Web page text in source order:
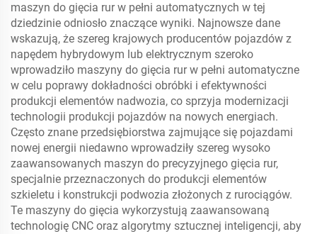
maszyn do gięcia rur w pełni automatycznych w tej
dziedzinie odniosło znaczące wyniki. Najnowsze dane
wskazują, że szereg krajowych producentów pojazdów z
napędem hybrydowym lub elektrycznym szeroko
wprowadziło maszyny do gięcia rur w pełni automatyczne
w celu poprawy dokładności obróbki i efektywności
produkcji elementów nadwozia, co sprzyja modernizacji
technologii produkcji pojazdów na nowych energiach.
Często znane przedsiębiorstwa zajmujące się pojazdami
nowej energii niedawno wprowadziły szereg wysoko
zaawansowanych maszyn do precyzyjnego gięcia rur,
specjalnie przeznaczonych do produkcji elementów
szkieletu i konstrukcji podwozia złożonych z rurociągów.
Te maszyny do gięcia wykorzystują zaawansowaną
technologię CNC oraz algorytmy sztucznej inteligencji, aby